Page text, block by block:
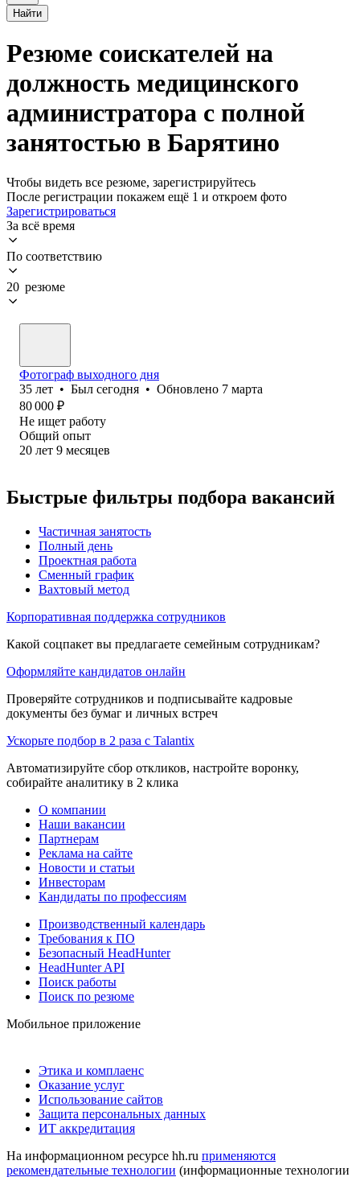
Найти
Резюме соискателей на
должность медицинского
администратора с полной
занятостью в Барятино
Чтобы видеть все резюме, зарегистрируйтесь
После регистрации покажем ещё 1 и откроем фото
Зарегистрироваться
За всё время
По соответствию
20 резюме
Фотограф выходного дня
35 лет • Был сегодня • Обновлено 7 марта
80 000 ₽
Не ищет работу
Общий опыт
20 лет 9 месяцев
Быстрые фильтры подбора вакансий
Частичная занятость
Полный день
Проектная работа
Сменный график
Вахтовый метод
Корпоративная поддержка сотрудников
Какой соцпакет вы предлагаете семейным сотрудникам?
Оформляйте кандидатов онлайн
Проверяйте сотрудников и подписывайте кадровые
документы без бумаг и личных встреч
Ускорьте подбор в 2 раза с Talantix
Автоматизируйте сбор откликов, настройте воронку,
собирайте аналитику в 2 клика
О компании
Наши вакансии
Партнерам
Реклама на сайте
Новости и статьи
Инвесторам
Кандидаты по профессиям
Производственный календарь
Требования к ПО
Безопасный HeadHunter
HeadHunter API
Поиск работы
Поиск по резюме
Мобильное приложение
Этика и комплаенс
Оказание услуг
Использование сайтов
Защита персональных данных
ИТ аккредитация
На информационном ресурсе hh.ru применяются
рекомендательные технологии (информационные технологии